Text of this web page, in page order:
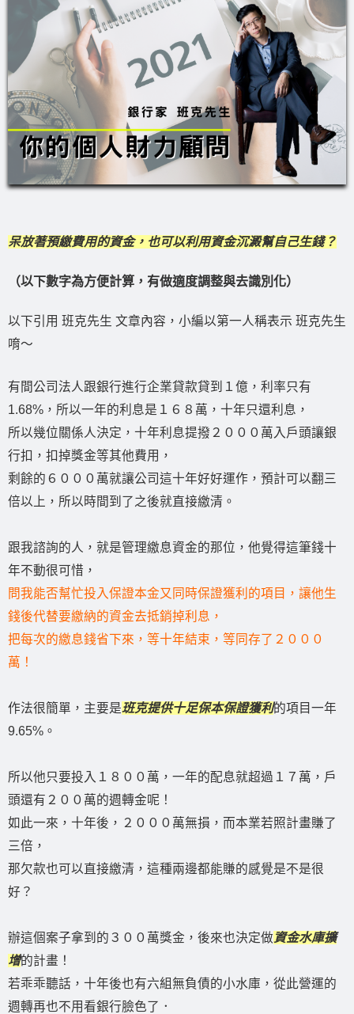
呆放著預繳費用的資金，也可以利用資金沉澱幫自己生錢？
（以下數字為方便計算，有做適度調整與去識別化）
以下引用 班克先生 文章內容，小編以第一人稱表示 班克先生
唷～
有間公司法人跟銀行進行企業貸款貸到１億，利率只有
1.68%，所以一年的利息是１６８萬，十年只還利息，
所以幾位關係人決定，十年利息提撥２０００萬入戶頭讓銀
行扣，扣掉獎金等其他費用，
剩餘的６０００萬就讓公司這十年好好運作，預計可以翻三
倍以上，所以時間到了之後就直接繳清。
跟我諮詢的人，就是管理繳息資金的那位，他覺得這筆錢十
年不動很可惜，
問我能否幫忙投入保證本金又同時保證獲利的項目，讓他生
錢後代替要繳納的資金去抵銷掉利息，
把每次的繳息錢省下來，等十年結束，等同存了２０００
萬！
作法很簡單，主要是班克提供十足保本保證獲利的項目一年
9.65%。
所以他只要投入１８００萬，一年的配息就超過１７萬，戶
頭還有２００萬的週轉金呢！
如此一來，十年後，２０００萬無損，而本業若照計畫賺了
三倍，
那欠款也可以直接繳清，這種兩邊都能賺的感覺是不是很
好？
辦這個案子拿到的３００萬獎金，後來也決定做 資金水庫擴
增的計畫！
若乖乖聽話，十年後也有六組無負債的小水庫，從此營運的
週轉再也不用看銀行臉色了．